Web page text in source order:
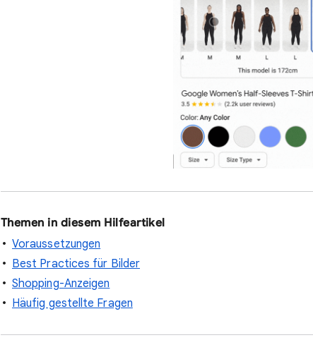
Themen in diesem Hilfeartikel
Voraussetzungen
Best Practices für Bilder
Shopping-Anzeigen
Häufig gestellte Fragen